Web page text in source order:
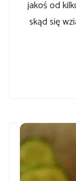
jakoś od
skąd się